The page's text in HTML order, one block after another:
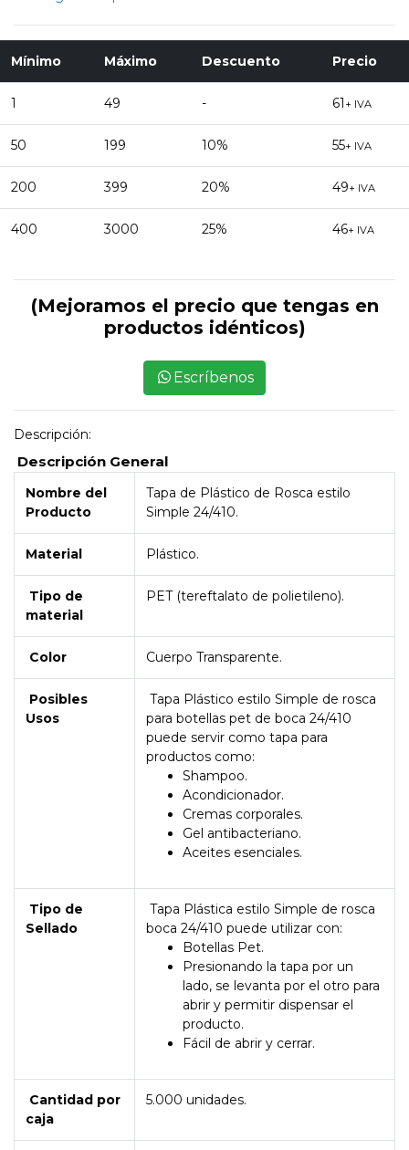
Mínimo Máximo Descuento Precio
1 49 - 61 + IVA
50 199 10% 55+ IVA
200 399 20% 49+ IVA
400 3000 25% 46+ IVA
(Mejoramos el precio que tengas en
productos idénticos)
Escríbenos
Descripción:
Descripción General
Nombre del
Producto
Tapa de Plástico de Rosca estilo
Simple 24/410.
Material Plástico.
Tipo de
material
PET (tereftalato de polietileno).
Color Cuerpo Transparente.
Posibles
Usos
Tapa Plástico estilo Simple de rosca
para botellas pet de boca 24/410
puede servir como tapa para
productos como:
Shampoo.
Acondicionador.
Cremas corporales.
Gel antibacteriano.
Aceites esenciales.
Tipo de
Sellado
Tapa Plástica estilo Simple de rosca
boca 24/410 puede utilizar con:
Botellas Pet.
Presionando la tapa por un
lado, se levanta por el otro para
abrir y permitir dispensar el
producto.
Fácil de abrir y cerrar.
Cantidad por
caja
5.000 unidades.